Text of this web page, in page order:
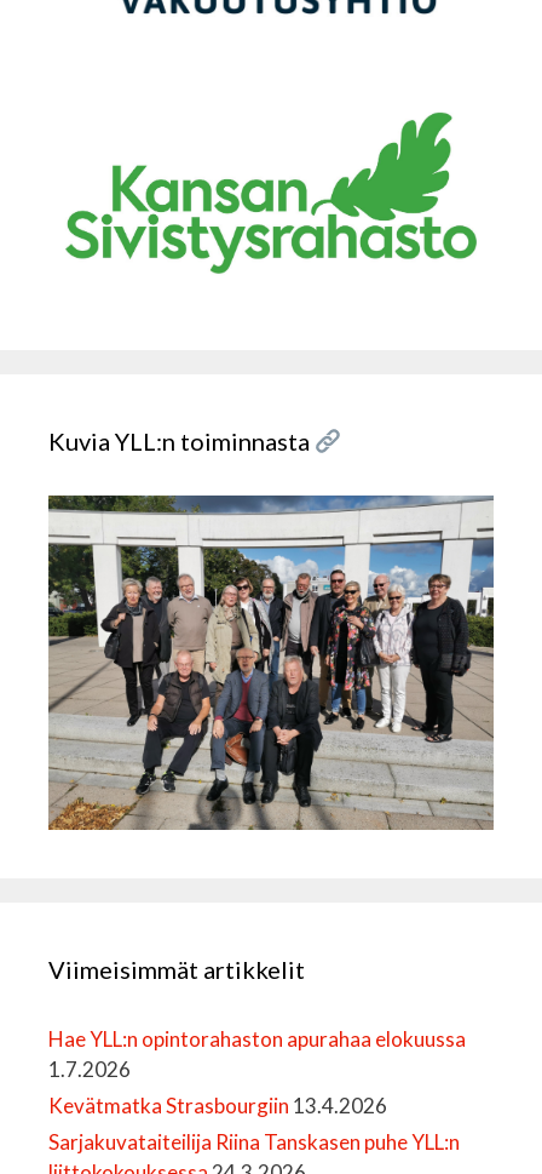
Kuvia YLL:n toiminnasta
Viimeisimmät artikkelit
Hae YLL:n opintorahaston apurahaa elokuussa
1.7.2026
Kevätmatka Strasbourgiin 13.4.2026
Sarjakuvataiteilija Riina Tanskasen puhe YLL:n